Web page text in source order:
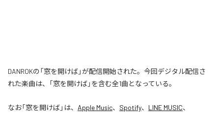
DANROKの「窓を開けば」が配信開始された。今回デジタル配信さ
れた楽曲は、「窓を開けば」を含む全1曲となっている。
なお「窓を開けば」は、 Apple Music、 Spotify、 LINE MUSIC、